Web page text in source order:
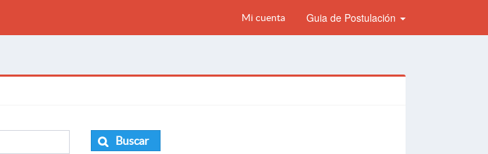
Mi cuenta Guia de Postulación
Buscar